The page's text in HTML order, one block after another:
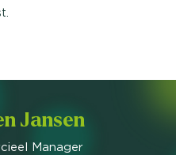
Jansen
Manager